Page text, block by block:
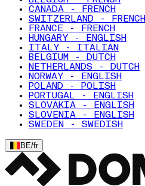
CANADA - FRENCH
SWITZERLAND - FRENCH
FRANCE - FRENCH
HUNGARY - ENGLISH
ITALY - ITALIAN
BELGIUM - DUTCH
NETHERLANDS - DUTCH
NORWAY - ENGLISH
POLAND - POLISH
PORTUGAL - ENGLISH
SLOVAKIA - ENGLISH
SLOVENIA - ENGLISH
SWEDEN - SWEDISH
BE/fr